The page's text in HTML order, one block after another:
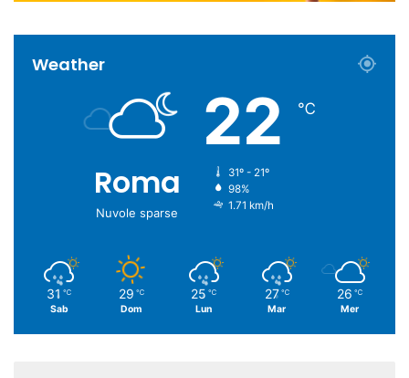
Weather
Roma
Nuvole sparse
22 ℃
31º - 21º
98%
1.71 km/h
31 ℃
Sab
29 ℃
Dom
25 ℃
Lun
27 ℃
Mar
26 ℃
Mer